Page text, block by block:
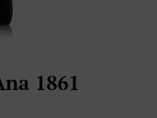
1861